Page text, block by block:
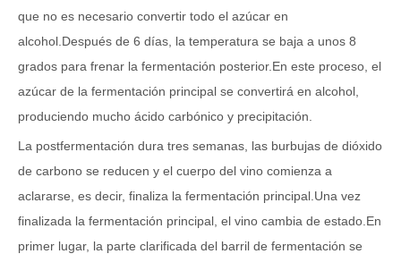
que no es necesario convertir todo el azúcar en
alcohol.Después de 6 días, la temperatura se baja a unos 8
grados para frenar la fermentación posterior.En este proceso, el
azúcar de la fermentación principal se convertirá en alcohol,
produciendo mucho ácido carbónico y precipitación.
La postfermentación dura tres semanas, las burbujas de dióxido
de carbono se reducen y el cuerpo del vino comienza a
aclararse, es decir, finaliza la fermentación principal.Una vez
finalizada la fermentación principal, el vino cambia de estado.En
primer lugar, la parte clarificada del barril de fermentación se